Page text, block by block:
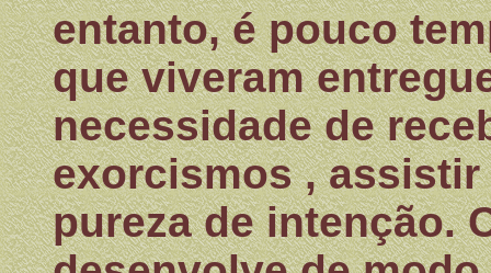
entanto, é pouco
que viveram
necessidade de
exorcismos ,
pureza de intenção.